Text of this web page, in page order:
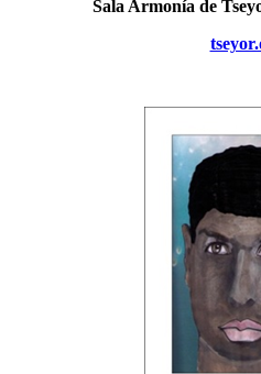
Sala Armonía de